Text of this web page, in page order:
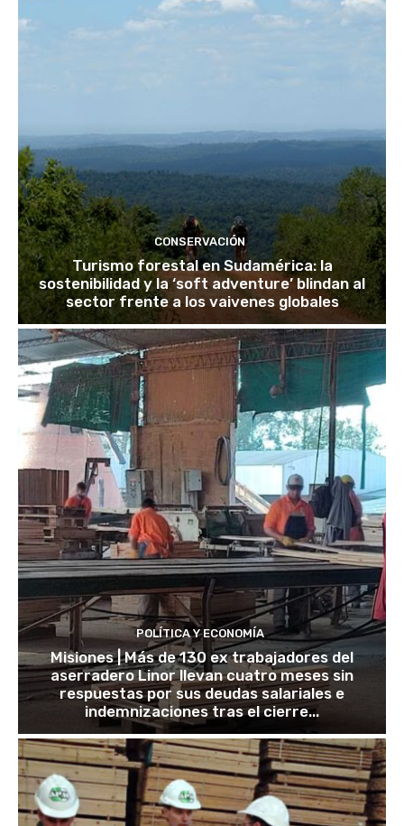
CONSERVACIÓN
Turismo forestal en Sudamérica: la
sostenibilidad y la ‘soft adventure’ blindan al
sector frente a los vaivenes globales
POLÍTICA Y ECONOMÍA
Misiones | Más de 130 ex trabajadores del
aserradero Linor llevan cuatro meses sin
respuestas por sus deudas salariales e
indemnizaciones tras el cierre...